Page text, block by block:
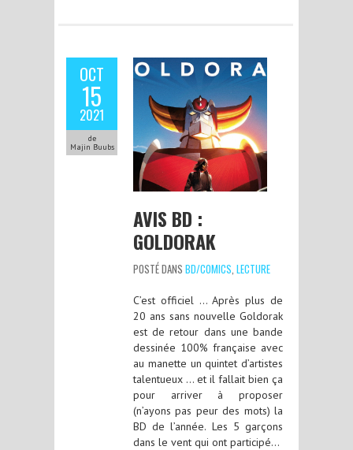
OCT
15
2021
de
Majin Buubs
AVIS BD :
GOLDORAK
POSTÉ DANS BD/COMICS LECTURE
C’est officiel … Après plus de
20 ans sans nouvelle Goldorak
est de retour dans une bande
dessinée 100% française avec
au manette un quintet d’artistes
talentueux … et il fallait bien ça
pour arriver à proposer
(n’ayons pas peur des mots) la
BD de l’année. Les 5 garçons
dans le vent qui ont participé…